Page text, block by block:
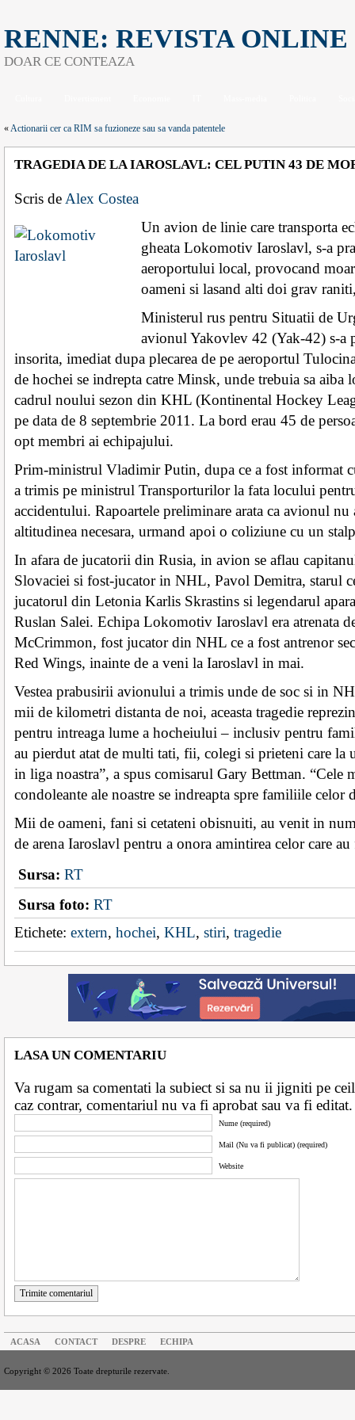
RENNE: REVISTA ONLINE
DOAR CE CONTEAZA
«Actionarii cer ca RIM sa fuzioneze sau sa vanda patentele
TRAGEDIA DE LA IAROSLAVL: CEL PUTIN 43 DE
Scris de Alex Costea
Un avion de linie care transporta
gheata Lokomotiv Iaroslavl, s-a
aeroportului local, provocand
oameni si lasand alti doi grav
Ministerul rus pentru Situatii de
avionul Yakovlev 42 (Yak-42) s-a
insorita, imediat dupa plecarea de pe aeroportul
de hochei se indrepta catre Minsk, unde trebuia sa
cadrul noului sezon din KHL (Kontinental Hockey
pe data de 8 septembrie 2011. La bord erau 45 de
opt membri ai echipajului.
Prim-ministrul Vladimir Putin, dupa ce a fost informat
a trimis pe ministrul Transporturilor la fata locului
accidentului. Rapoartele preliminare arata ca avionul nu
altitudinea necesara, urmand apoi o coliziune cu un
In afara de jucatorii din Rusia, in avion se aflau
Slovaciei si fost-jucator in NHL, Pavol Demitra, starul
jucatorul din Letonia Karlis Skrastins si legendarul
Ruslan Salei. Echipa Lokomotiv Iaroslavl era atrenata
McCrimmon, fost jucator din NHL ce a fost antrenor
Red Wings, inainte de a veni la Iaroslavl in mai.
Vestea prabusirii avionului a trimis unde de soc si in
mii de kilometri distanta de noi, aceasta tragedie
pentru intreaga lume a hocheiului – inclusiv pentru
au pierdut atat de multi tati, fii, colegi si prieteni care la
in liga noastra”, a spus comisarul Gary Bettman. “Cele
condoleante ale noastre se indreapta spre familiile celor
Mii de oameni, fani si cetateni obisnuiti, au venit in
de arena Iaroslavl pentru a onora amintirea celor care
Sursa: RT
Sursa foto: RT
Etichete: extern, hochei, KHL, stiri, tragedie
LASA UN COMENTARIU
Va rugam sa comentati la subiect si sa nu ii jigniti pe
caz contrar, comentariul nu va fi aprobat sau va fi
Nume (required)
Mail (Nu va fi publicat) (required)
Website
Trimite comentariul
ACASA CONTACT DESPRE ECHIPA
Copyright © 2026 Toate drepturile rezervate.